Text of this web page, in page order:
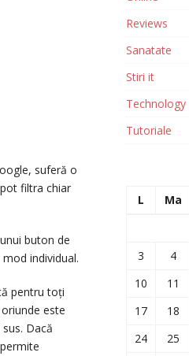
suferă o
pot filtra chiar
buton de
individual.
pentru toți
este
Dacă
Reviews
Sanatate
Stiri it
Technology
Tutoriale
L
Ma
3
4
10
11
17
18
24
25